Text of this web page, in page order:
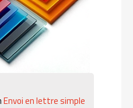
Envoi en lettre simple